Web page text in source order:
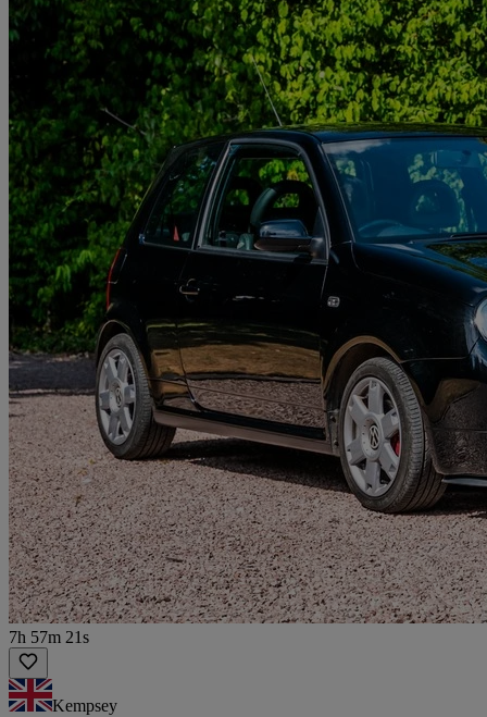
7h 57m 21s
Kempsey